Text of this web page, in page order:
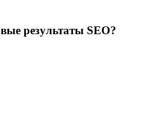
результаты SEO?